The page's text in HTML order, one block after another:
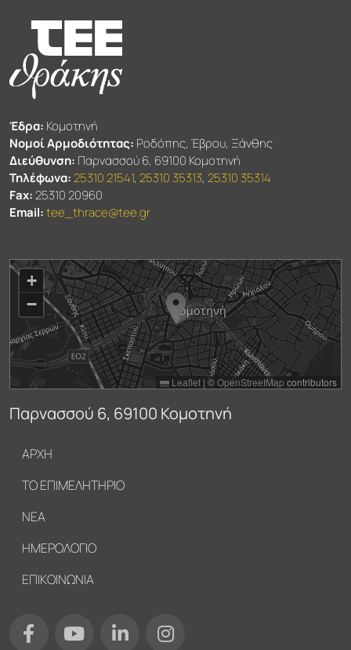
Έδρα: Κομοτηνή
Νομοί Αρμοδιότητας: Ροδόπης, Έβρου, Ξάνθης
Διεύθυνση: Παρνασσού 6, 69100 Κομοτηνή
Τηλέφωνα:25310 21541,25310 35313,25310 35314
Fax:25310 20960
Email:tee_thrace@tee.gr
Υποσέλιδο
ΑΡΧΗ
ΤΟ ΕΠΙΜΕΛΗΤΗΡΙΟ
ΝΕΑ
ΗΜΕΡΟΛΟΓΙΟ
ΕΠΙΚΟΙΝΩΝΙΑ
+
−
Leaflet | ©OpenStreetMap contributors
Παρνασσού 6, 69100 Κομοτηνή